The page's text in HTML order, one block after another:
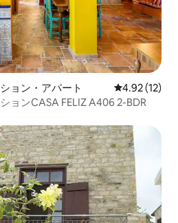
ョン・アパート レビュー12
4.92 (12)
ョンCASA FELIZ A406 2-BDR